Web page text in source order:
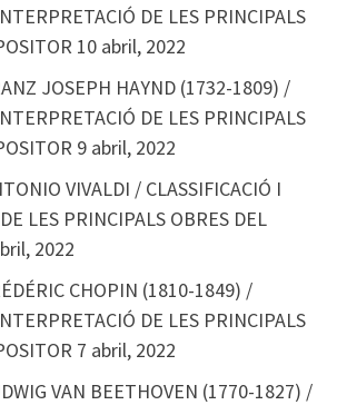
DE LES PRINCIPALS
10 abril, 2022
JOSEPH HAYND (1732-1809) /
DE LES PRINCIPALS
9 abril, 2022
VIVALDI / CLASSIFICACIÓ I
LES PRINCIPALS OBRES DEL
2022
CHOPIN (1810-1849) /
DE LES PRINCIPALS
7 abril, 2022
VAN BEETHOVEN (1770-1827) /